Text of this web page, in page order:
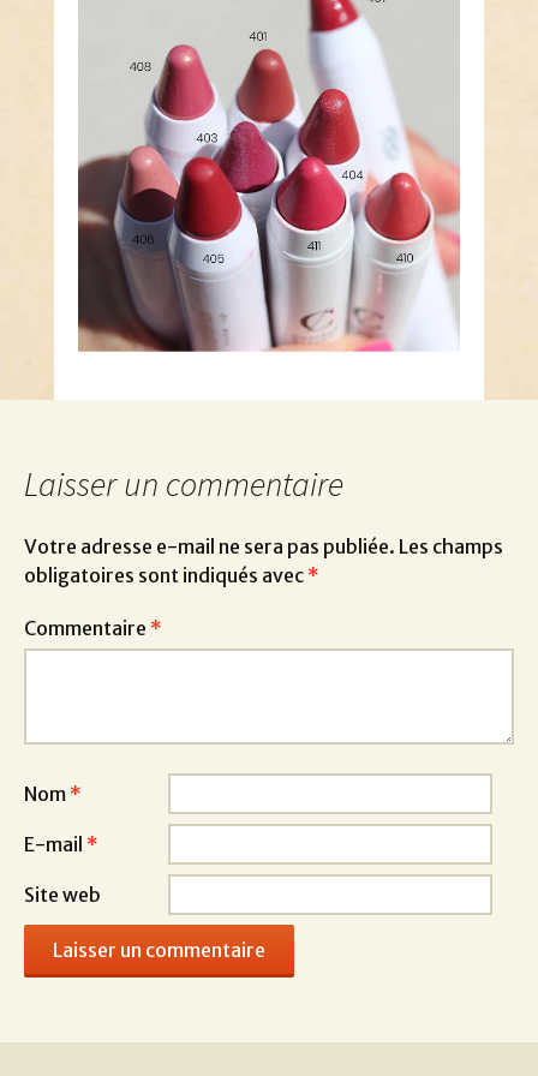
Laisser un commentaire
Votre adresse e-mail ne sera pas publiée. Les champs
obligatoires sont indiqués avec *
Commentaire *
Nom *
E-mail *
Site web